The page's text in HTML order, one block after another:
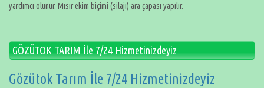
yardımcı olunur. Mısır ekim biçimi (silajı) ara çapası yapılır.
GÖZÜTOK TARIM İle 7/24 Hizmetinizdeyiz
Gözütok Tarım İle 7/24 Hizmetinizdeyiz